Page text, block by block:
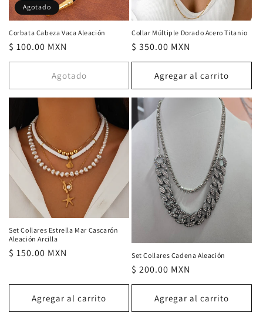
Agotado
Corbata Cabeza Vaca Aleación
Precio
habitual
$ 100.00 MXN
Agotado
Collar Múltiple Dorado Acero Titanio
Precio
habitual
$ 350.00 MXN
Agregar al carrito
Set Collares Estrella Mar Cascarón
Aleación Arcilla
Precio
$ 150.00 MXN
Agregar al carrito
Set Collares Cadena Aleación
Precio
habitual
$ 200.00 MXN
Agregar al carrito